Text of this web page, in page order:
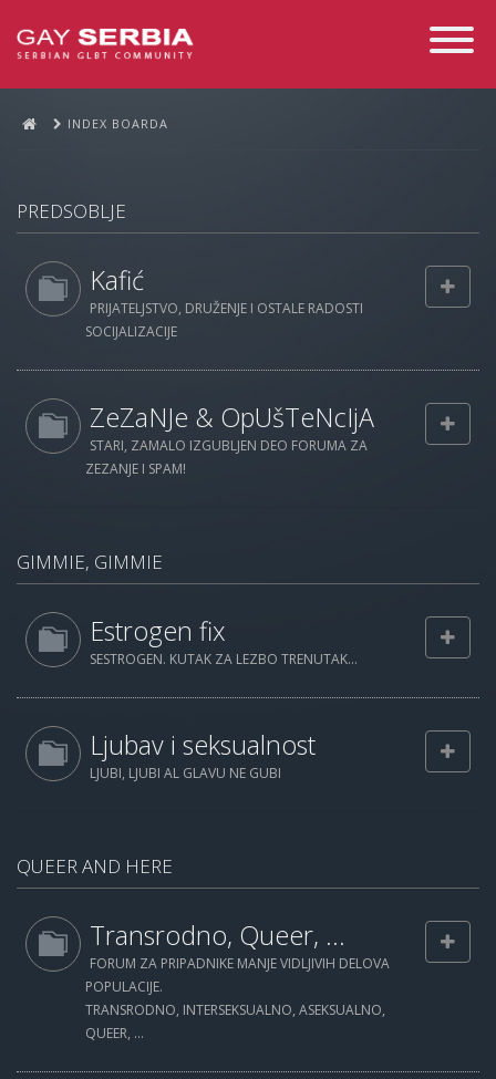
Toggle
INDEX BOARDA
PREDSOBLJE
Kafić
PRIJATELJSTVO, DRUŽENJE I OSTALE RADOSTI
SOCIJALIZACIJE
ZeZaNJe & OpUšTeNcIjA
STARI, ZAMALO IZGUBLJEN DEO FORUMA ZA
ZEZANJE I SPAM!
GIMMIE, GIMMIE
Estrogen fix
SESTROGEN. KUTAK ZA LEZBO TRENUTAK...
Ljubav i seksualnost
LJUBI, LJUBI AL GLAVU NE GUBI
QUEER AND HERE
Transrodno, Queer, ...
FORUM ZA PRIPADNIKE MANJE VIDLJIVIH DELOVA
POPULACIJE.
TRANSRODNO, INTERSEKSUALNO, ASEKSUALNO,
QUEER, ...